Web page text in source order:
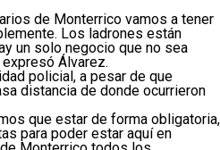
de Monterrico vamos a tener
Los ladrones están
un solo negocio que no sea
Álvarez.
policial, a pesar de que
distancia de donde ocurrieron
que estar de forma obligatoria,
para poder estar aquí en